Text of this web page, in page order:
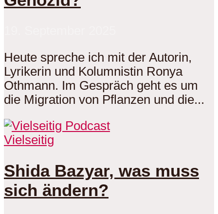
Heute spreche ich mit der Autorin,
Lyrikerin und Kolumnistin Ronya
Othmann. Im Gespräch geht es um
die Migration von Pflanzen und die...
Vielseitig
Shida Bazyar, was muss
sich ändern?